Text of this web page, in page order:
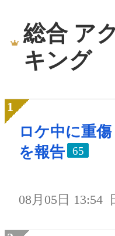
総合 ア
キング
ロケ中に重
を報告
65
08月05日 13:54